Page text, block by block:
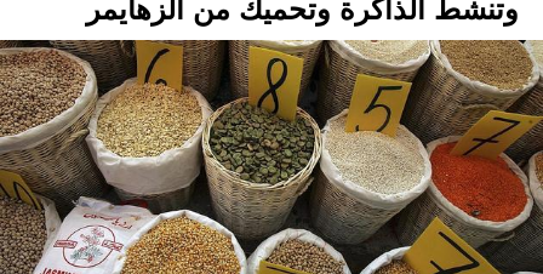
وتنشط الذاكرة وتحميك من الزهايمر